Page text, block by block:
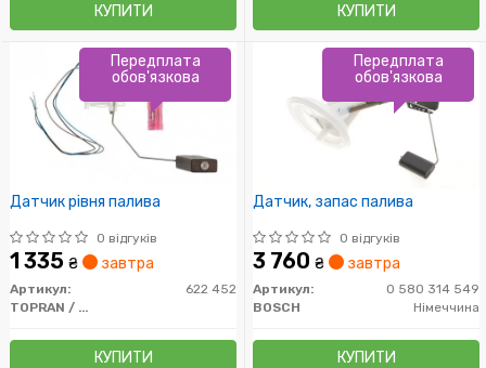
КУПИТИ КУПИТИ
Датчик рівня палива
0 відгуків
1 335 ₴ завтра
Артикул:
622 452
TOPRAN / HANS PRIES
КУПИТИ
Передплата
обов'язкова
Датчик, запас палива
0 відгуків
3 760 ₴ завтра
Артикул:
0 580 314 549
BOSCH
Німеччина
КУПИТИ
Передплата
обов'язкова